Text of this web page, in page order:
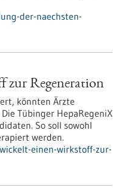
der-naechsten-
zur Regeneration
könnten Ärzte
Tübinger HepaRegeniX
So soll sowohl
werden.
einen-wirkstoff-zur-